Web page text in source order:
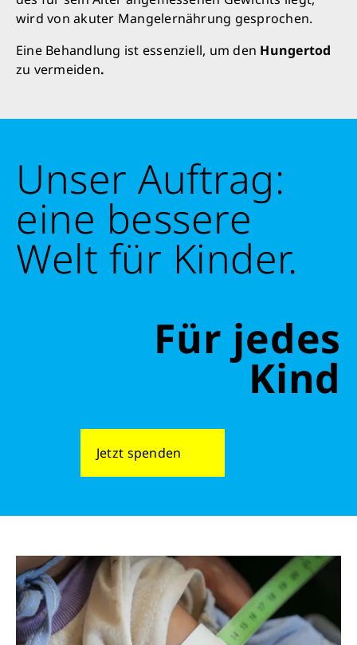
wird von akuter Mangelernährung gesprochen.
Eine Behandlung ist essenziell, um den Hungertod
zu vermeiden.
Unser Auftrag:
eine bessere
Welt für Kinder.
Für jedes
Kind
Jetzt spenden